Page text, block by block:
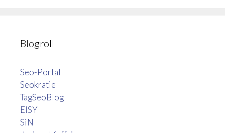
Blogroll
Seo-Portal
Seokratie
TagSeoBlog
EISY
SiN